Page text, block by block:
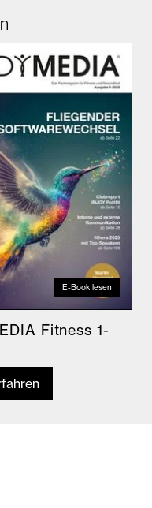
E-Book lesen
Fitness 1-